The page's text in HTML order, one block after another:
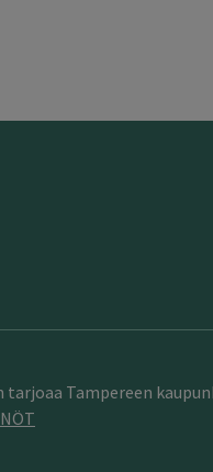
tarjoaa Tampereen